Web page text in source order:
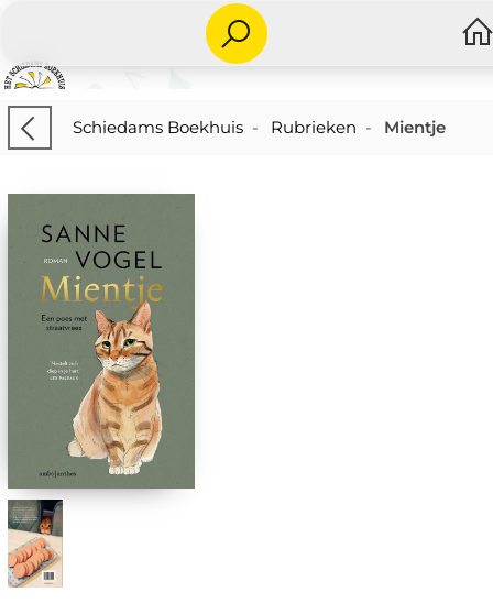
Schiedams Boekhuis- Rubrieken - Mientje